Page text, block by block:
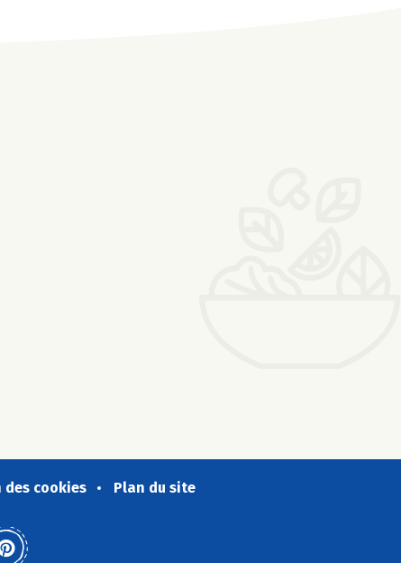
des cookies Plan du site